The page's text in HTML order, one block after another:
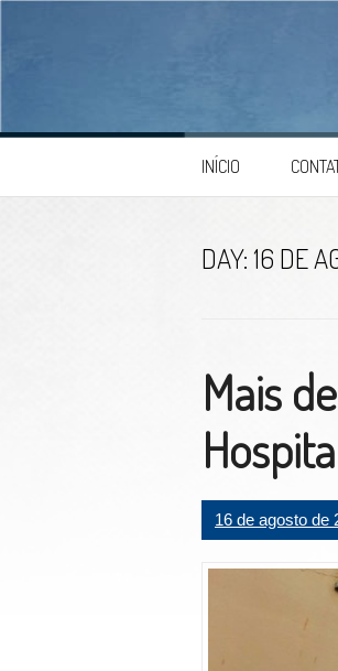
INÍCIO
DAY: 16 DE
Mais
16 de agosto de